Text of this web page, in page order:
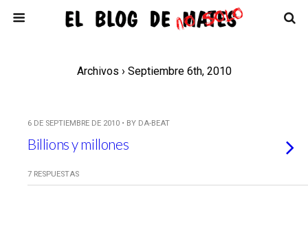
Archivos › Septiembre 6th, 2010
6 DE SEPTIEMBRE DE 2010 • BY DA-BEAT
Billions y millones
7 RESPUESTAS